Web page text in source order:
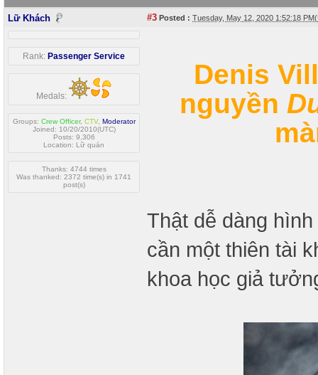
Lữ Khách #3 Posted : Tuesday, May 12, 2020 1:52:18
Rank: Passenger Service
Medals:
Groups: Crew Officer, CTV, Moderator
Joined: 10/20/2010(UTC)
Posts: 9,306
Location: Lữ quán
Thanks: 4744 times
Was thanked: 2372 time(s) in 1741
post(s)
Denis
nguyền
Thật dễ dàng
cần một thiên tài
khoa học giả